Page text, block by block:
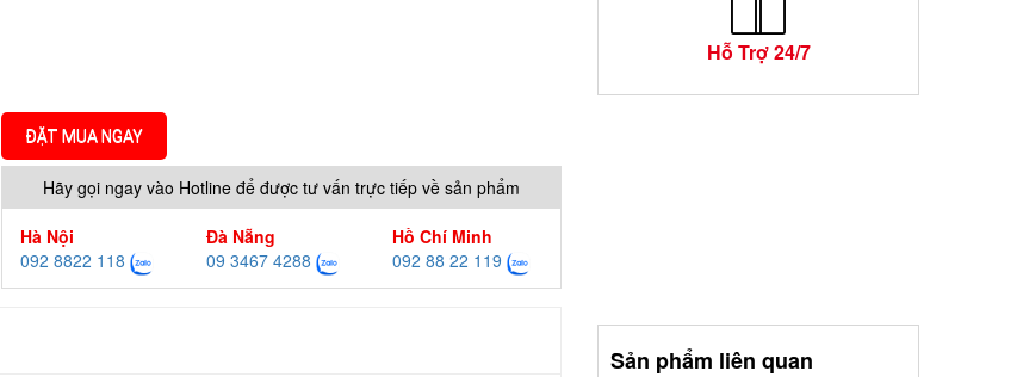
ĐẶT MUA NGAY
Hãy gọi ngay vào Hotline để được tư vấn trực tiếp về sản phẩm
Hà Nội
092 8822 118
Đà Nẵng
09 3467 4288
Hồ Chí Minh
092 88 22 119
Hỗ Trợ 24/7
Sản phẩm liên quan